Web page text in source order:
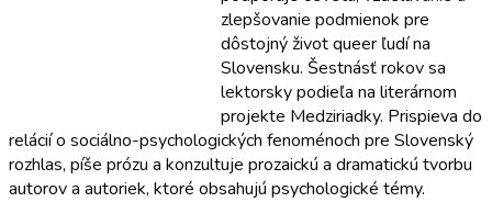
zlepšovanie podmienok pre
dôstojný život queer ľudí na
Slovensku. Šestnásť rokov sa
lektorsky podieľa na literárnom
projekte Medziriadky. Prispieva do
relácií o sociálno-psychologických fenoménoch pre Slovenský
rozhlas, píše prózu a konzultuje prozaickú a dramatickú tvorbu
autorov a autoriek, ktoré obsahujú psychologické témy.